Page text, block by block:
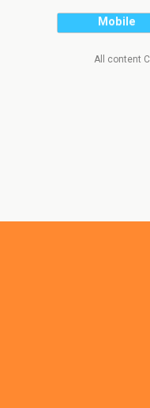
Mobile
All content